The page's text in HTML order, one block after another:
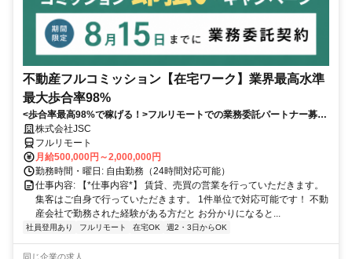
不動産フルコミッション【在宅ワーク】業界最高水準
最大歩合率98%
<歩合率最高98%で稼げる！>フルリモートでの業務委託パートナー募
集！1件単位で対応可能！
株式会社JSC
フルリモート
月給500,000円～2,000,000円
勤務時間・曜日: 自由勤務（24時間対応可能）
仕事内容: 【*仕事内容*】 賃貸、売買の営業を行っていただきます。
集客はご自身で行っていただきます。 1件単位で対応可能です！ 不動
産会社で勤務された経験がある方だと お分かりになると...
社員登用あり フルリモート 在宅OK 週2・3日からOK
同じ企業の求人